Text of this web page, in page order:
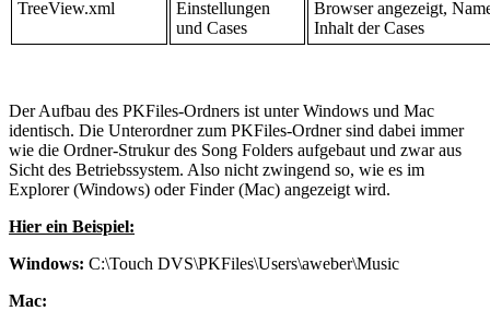
TreeView.xml
Einstellungen
und Cases
Browser angezeigt,
Inhalt der Cases
Der Aufbau des PKFiles-Ordners ist unter Windows und Mac
identisch. Die Unterordner zum PKFiles-Ordner sind dabei immer
wie die Ordner-Strukur des Song Folders aufgebaut und zwar aus
Sicht des Betriebssystem. Also nicht zwingend so, wie es im
Explorer (Windows) oder Finder (Mac) angezeigt wird.
Hier ein Beispiel:
Windows: C:\Touch DVS\PKFiles\Users\aweber\Music
Mac: